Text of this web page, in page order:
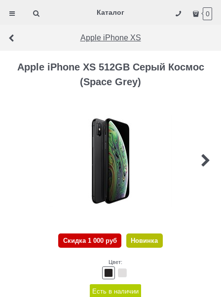
Каталог 0
Apple iPhone XS
Apple iPhone XS 512GB Серый Космос
(Space Grey)
Скидка 1 000 руб Новинка
Цвет:
Есть в наличии